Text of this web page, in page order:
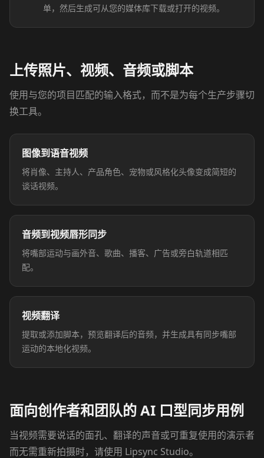
Beauty 01 Beauty 02
Beauty 05 Beauty 06
Beauty 07
TV Anchor 01 TV Anchor 02
TV Anchor 03 TV Anchor 04
TV Anchor 05
TV Anchor 07
TV Anchor 09 TV Anchor 10
单，然后生成可从您的媒体库下载或打开的视频。
上传照片、视频、音频或脚本
使用与您的项目匹配的输入格式，而不是为每个生产步骤切
换工具。
图像到语音视频
将肖像、主持人、产品角色、宠物或风格化头像变成简短的
谈话视频。
音频到视频唇形同步
将嘴部运动与画外音、歌曲、播客、广告或旁白轨道相匹
配。
视频翻译
提取或添加脚本，预览翻译后的音频，并生成具有同步嘴部
运动的本地化视频。
面向创作者和团队的 AI 口型同步用例
当视频需要说话的面孔、翻译的声音或可重复使用的演示者
而无需重新拍摄时，请使用 Lipsync Studio。